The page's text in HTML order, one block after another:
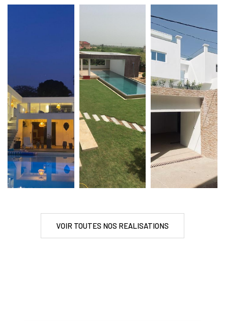
VOIR TOUTES NOS REALISATIONS